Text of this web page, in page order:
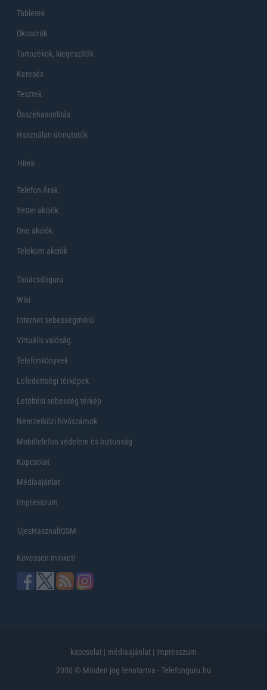
Tabletek
Okosórák
Tartozékok, kiegeszítők
Keresés
Tesztek
Összehasonlítás
Használati útmutatók
Hirek
Telefon Árak
Yettel akciók
One akciók
Telekom akciók
Tanácsdóguru
Wiki
Internet sebességmérő
Virtuális valóság
Telefonkönyvek
Lefedettségi térképek
Letöltési sebesség térkép
Nemzetközi hívószámok
Mobiltelefon védelem és biztonság
Kapcsolat
Médiaajánlat
Impresszum
UjesHasznaltGSM
Kövessen minket!
kapcsolat | médiaajánlat | impresszum
2000 © Minden jog fenntartva - Telefonguru.hu